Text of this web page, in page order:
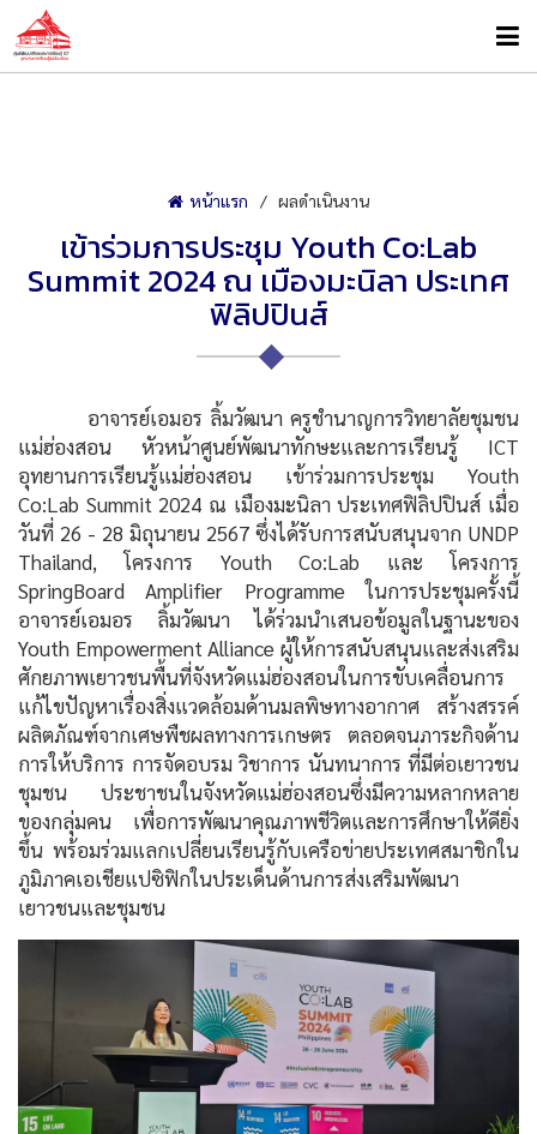
หน้าแรก ผลดำเนินงาน
เข้าร่วมการประชุม Youth Co:Lab
Summit 2024 ณ เมืองมะนิลา ประเทศ
ฟิลิปปินส์
อาจารย์เอมอร ลิ้มวัฒนา ครูชำนาญการวิทยาลัยชุมชน
แม่ฮ่องสอน หัวหน้าศูนย์พัฒนาทักษะและการเรียนรู้ ICT
อุทยานการเรียนรู้แม่ฮ่องสอน เข้าร่วมการประชุม Youth
Co:Lab Summit 2024 ณ เมืองมะนิลา ประเทศฟิลิปปินส์ เมื่อ
วันที่ 26 - 28 มิถุนายน 2567 ซึ่งได้รับการสนับสนุนจาก UNDP
Thailand, โครงการ Youth Co:Lab และ โครงการ
SpringBoard Amplifier Programme ในการประชุมครั้งนี้
อาจารย์เอมอร ลิ้มวัฒนา ได้ร่วมนำเสนอข้อมูลในฐานะของ
Youth Empowerment Alliance ผู้ให้การสนับสนุนและส่งเสริม
ศักยภาพเยาวชนพื้นที่จังหวัดแม่ฮ่องสอนในการขับเคลื่อนการ
แก้ไขปัญหาเรื่องสิ่งแวดล้อมด้านมลพิษทางอากาศ สร้างสรรค์
ผลิตภัณฑ์จากเศษพืชผลทางการเกษตร ตลอดจนภาระกิจด้าน
การให้บริการ การจัดอบรม วิชาการ นันทนาการ ที่มีต่อเยาวชน
ชุมชน ประชาชนในจังหวัดแม่ฮ่องสอนซึ่งมีความหลากหลาย
ของกลุ่มคน เพื่อการพัฒนาคุณภาพชีวิตและการศึกษาให้ดียิ่ง
ขึ้น พร้อมร่วมแลกเปลี่ยนเรียนรู้กับเครือข่ายประเทศสมาชิกใน
ภูมิภาคเอเชียแปซิฟิกในประเด็นด้านการส่งเสริมพัฒนา
เยาวชนและชุมชน